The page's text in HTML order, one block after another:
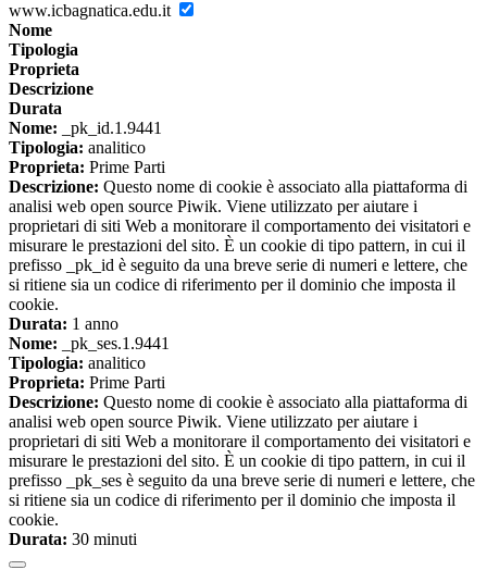
www.icbagnatica.edu.it
Nome
Tipologia
Proprieta
Descrizione
Durata
Nome: _pk_id.1.9441
Tipologia: analitico
Proprieta: Prime Parti
Descrizione: Questo nome di cookie è associato alla piattaforma di
analisi web open source Piwik. Viene utilizzato per aiutare i
proprietari di siti Web a monitorare il comportamento dei visitatori e
misurare le prestazioni del sito. È un cookie di tipo pattern, in cui il
prefisso _pk_id è seguito da una breve serie di numeri e lettere, che
si ritiene sia un codice di riferimento per il dominio che imposta il
cookie.
Durata: 1 anno
Nome: _pk_ses.1.9441
Tipologia: analitico
Proprieta: Prime Parti
Descrizione: Questo nome di cookie è associato alla piattaforma di
analisi web open source Piwik. Viene utilizzato per aiutare i
proprietari di siti Web a monitorare il comportamento dei visitatori e
misurare le prestazioni del sito. È un cookie di tipo pattern, in cui il
prefisso _pk_ses è seguito da una breve serie di numeri e lettere, che
si ritiene sia un codice di riferimento per il dominio che imposta il
cookie.
Durata: 30 minuti